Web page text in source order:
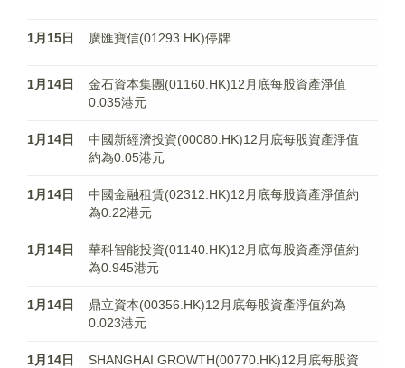
1月15日 廣匯寶信(01293.HK)停牌
1月14日
金石資本集團(01160.HK)12月底每股資產淨值
0.035港元
1月14日
中國新經濟投資(00080.HK)12月底每股資產淨值
約為0.05港元
1月14日
中國金融租賃(02312.HK)12月底每股資產淨值約
為0.22港元
1月14日
華科智能投資(01140.HK)12月底每股資產淨值約
為0.945港元
1月14日
鼎立資本(00356.HK)12月底每股資產淨值約為
0.023港元
1月14日
SHANGHAI GROWTH(00770.HK)12月底每股資